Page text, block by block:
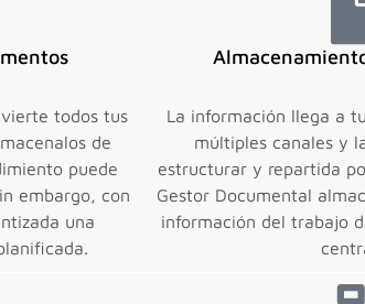
todos tus
de
puede
embargo, con
una
La información llega a
múltiples canales y
estructurar y repartida
Gestor Documental
información del trabajo